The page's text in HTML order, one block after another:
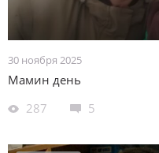
30 ноября 2025
Мамин день
287
5